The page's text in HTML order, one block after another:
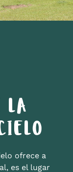
LA
ofrece a
es el lugar